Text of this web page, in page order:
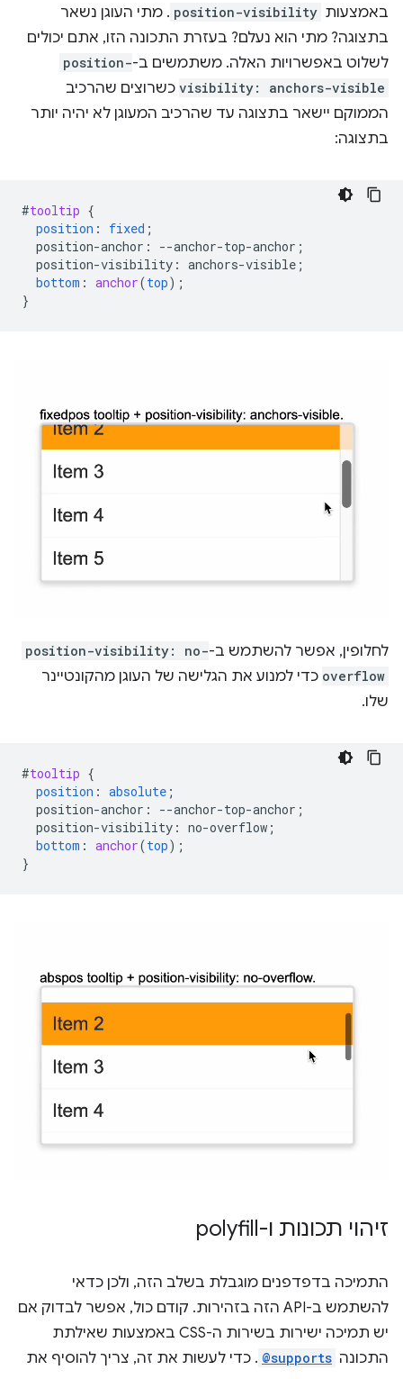
באמצעות position-visibility . מתי העוגן נשאר
בתצוגה? מתי הוא נעלם? בעזרת התכונה הזו, אתם יכולים
לשלוט באפשרויות האלה. משתמשים ב-position-
visibility: anchors-visible כשרוצים שהרכיב
הממוקם יישאר בתצוגה עד שהרכיב המעוגן לא יהיה יותר
בתצוגה:
#tooltip {
position : fixed ;
position-anchor : --anchor-top-anchor ;
position-visibility : anchors-visible ;
bottom : anchor(top);
}
לחלופין, אפשר להשתמש ב-position-visibility: no-
overflow כדי למנוע את הגלישה של העוגן מהקונטיינר
שלו.
#tooltip {
position : absolute ;
position-anchor : --anchor-top-anchor ;
position-visibility : no-overflow ;
bottom : anchor(top);
}
זיהוי תכונות ו-polyfill
התמיכה בדפדפנים מוגבלת בשלב הזה, ולכן כדאי
להשתמש ב-API הזה בזהירות. קודם כול, אפשר לבדוק אם
יש תמיכה ישירות בשירות ה-CSS באמצעות שאילתת
התכונה @supports . כדי לעשות את זה, צריך להוסיף את